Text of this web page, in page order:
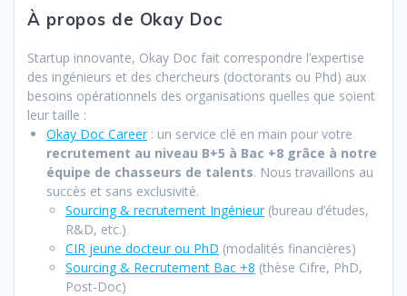
À propos de Okay Doc
Startup innovante, Okay Doc fait correspondre l’expertise
des ingénieurs et des chercheurs (doctorants ou Phd) aux
besoins opérationnels des organisations quelles que soient
leur taille :
Okay Doc Career: un service clé en main pour votre
recrutement au niveau B+5 à Bac +8 grâce à notre
équipe de chasseurs de talents. Nous travaillons au
succès et sans exclusivité.
Sourcing & recrutement Ingénieur(bureau d’études,
R&D, etc.)
CIR jeune docteur ou PhD (modalités financières)
Sourcing & Recrutement Bac +8 (thèse Cifre, PhD,
Post-Doc)